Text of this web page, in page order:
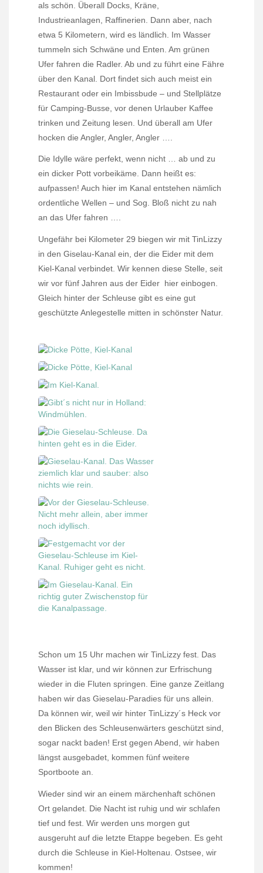
als schön. Überall Docks, Kräne,
Industrieanlagen, Raffinerien. Dann aber, nach
etwa 5 Kilometern, wird es ländlich. Im Wasser
tummeln sich Schwäne und Enten. Am grünen
Ufer fahren die Radler. Ab und zu führt eine Fähre
über den Kanal. Dort findet sich auch meist ein
Restaurant oder ein Imbissbude – und Stellplätze
für Camping-Busse, vor denen Urlauber Kaffee
trinken und Zeitung lesen. Und überall am Ufer
hocken die Angler, Angler, Angler ….
Die Idylle wäre perfekt, wenn nicht … ab und zu
ein dicker Pott vorbeikäme. Dann heißt es:
aufpassen! Auch hier im Kanal entstehen nämlich
ordentliche Wellen – und Sog. Bloß nicht zu nah
an das Ufer fahren ….
Ungefähr bei Kilometer 29 biegen wir mit TinLizzy
in den Giselau-Kanal ein, der die Eider mit dem
Kiel-Kanal verbindet. Wir kennen diese Stelle, seit
wir vor fünf Jahren aus der Eider hier einbogen.
Gleich hinter der Schleuse gibt es eine gut
geschützte Anlegestelle mitten in schönster Natur.
Schon um 15 Uhr machen wir TinLizzy fest. Das
Wasser ist klar, und wir können zur Erfrischung
wieder in die Fluten springen. Eine ganze Zeitlang
haben wir das Gieselau-Paradies für uns allein.
Da können wir, weil wir hinter TinLizzy´s Heck vor
den Blicken des Schleusenwärters geschützt sind,
sogar nackt baden! Erst gegen Abend, wir haben
längst ausgebadet, kommen fünf weitere
Sportboote an.
Wieder sind wir an einem märchenhaft schönen
Ort gelandet. Die Nacht ist ruhig und wir schlafen
tief und fest. Wir werden uns morgen gut
ausgeruht auf die letzte Etappe begeben. Es geht
durch die Schleuse in Kiel-Holtenau. Ostsee, wir
kommen!